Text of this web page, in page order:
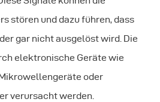
stören und dazu führen, dass
gar nicht ausgelöst wird. Die
elektronische Geräte wie
oder
verursacht werden.